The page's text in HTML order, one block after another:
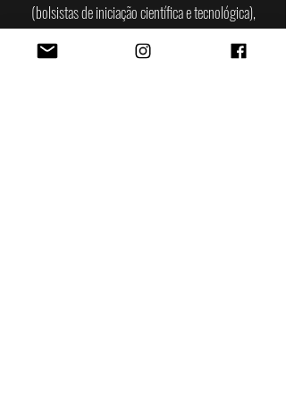
(bolsistas de iniciação científica e tecnológica),
assim como o fortalecimento das parcerias
estratégicas do proponente com outros institutos